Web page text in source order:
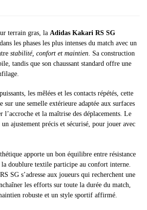
terrain gras, la Adidas Kakari RS SG
les phases les plus intenses du match avec un
stabilité, confort et maintien . Sa construction
tandis que son chaussant standard offre une
les mêlées et les contacts répétés, cette
sur une semelle extérieure adaptée aux surfaces
l’accroche et la maîtrise des déplacements. Le
un ajustement précis et sécurisé, pour jouer avec
apporte un bon équilibre entre résistance
la doublure textile participe au confort interne.
SG s’adresse aux joueurs qui recherchent une
les efforts sur toute la durée du match,
robuste et un style sportif affirmé.